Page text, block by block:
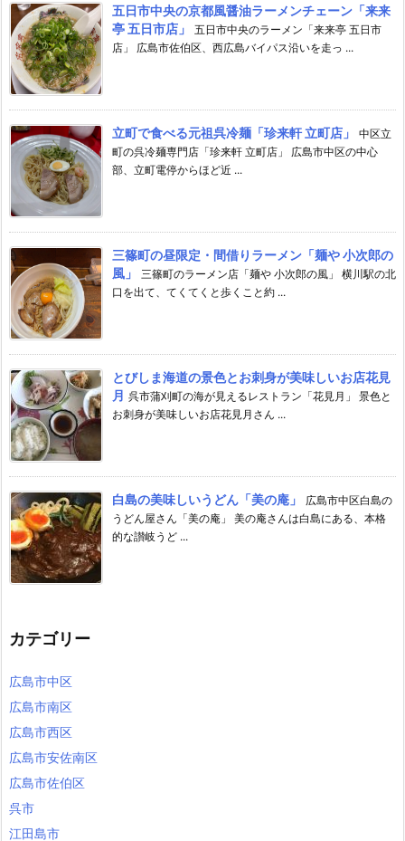
五日市中央の京都風醤油ラーメンチェーン「来来
亭 五日市店」
五日市中央のラーメン「来来亭 五日市
店」 広島市佐伯区、西広島バイパス沿いを走っ ...
立町で食べる元祖呉冷麺「珍来軒 立町店」
中区立
町の呉冷麺専門店「珍来軒 立町店」 広島市中区の中心
部、立町電停からほど近 ...
三篠町の昼限定・間借りラーメン「麺や 小次郎の
風」
三篠町のラーメン店「麺や 小次郎の風」 横川駅の北
口を出て、てくてくと歩くこと約 ...
とびしま海道の景色とお刺身が美味しいお店花見
月 呉市蒲刈町の海が見えるレストラン「花見月」 景色と
お刺身が美味しいお店花見月さん ...
白島の美味しいうどん「美の庵」
広島市中区白島の
うどん屋さん「美の庵」 美の庵さんは白島にある、本格
的な讃岐うど ...
カテゴリー
広島市中区
広島市南区
広島市西区
広島市安佐南区
広島市佐伯区
呉市
江田島市